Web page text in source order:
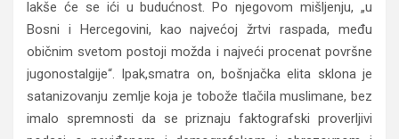
lakše će se ići u budućnost. Po njegovom mišljenju, „u
Bosni i Hercegovini, kao najvećoj žrtvi raspada, među
običnim svetom postoji možda i najveći procenat površne
jugonostalgije“. Ipak,smatra on, bošnjačka elita sklona je
satanizovanju zemlje koja je tobože tlačila muslimane, bez
imalo spremnosti da se priznaju faktografski proverljivi